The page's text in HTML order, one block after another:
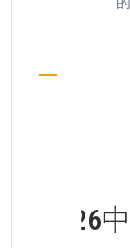
2026